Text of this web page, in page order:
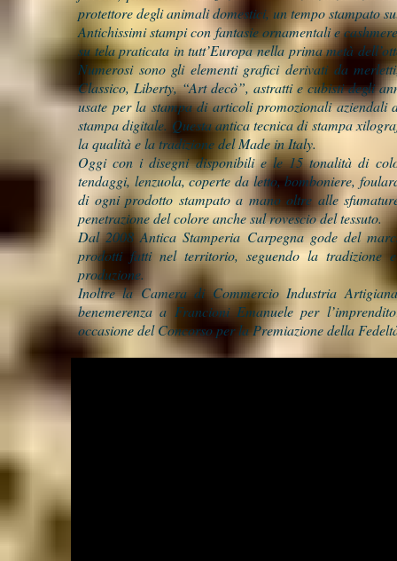
protettore degli animali domestici, un tempo stampato
Antichissimi stampi con fantasie ornamentali e
su tela praticata in tutt’Europa nella prima metà
Numerosi sono gli elementi grafici derivati da
Classico, Liberty, “Art decò”, astratti e cubisti degli
usate per la stampa di articoli promozionali aziendali
stampa digitale. Questa antica tecnica di stampa
la qualità e la tradizione del Made in Italy.
Oggi con i disegni disponibili e le 15 tonalità di
tendaggi, lenzuola, coperte da letto, bomboniere,
di ogni prodotto stampato a mano oltre alle
penetrazione del colore anche sul rovescio del tessuto.
Dal 2008 Antica Stamperia Carpegna gode del
prodotti fatti nel territorio, seguendo la tradizione
produzione.
Inoltre la Camera di Commercio Industria
benemerenza a Francioni Emanuele per
occasione del Concorso per la Premiazione della